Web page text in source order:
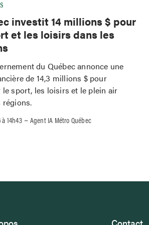
investit 14 millions $ pour
et les loisirs dans les
du Québec annonce une
de 14,3 millions $ pour
sport, les loisirs et le plein air
régions.
14h43–Agent IA Métro Québec